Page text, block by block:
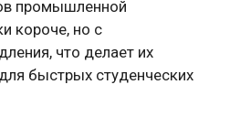
промышленной
короче, но с
что делает их
быстрых студенческих